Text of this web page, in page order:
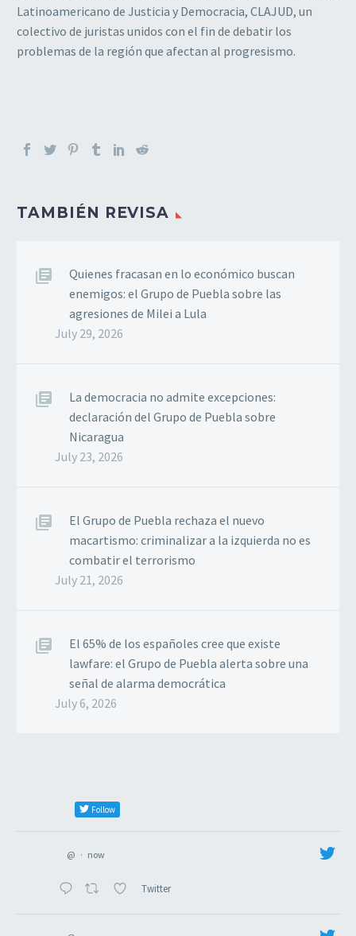
Latinoamericano de Justicia y Democracia, CLAJUD, un
colectivo de juristas unidos con el fin de debatir los
problemas de la región que afectan al progresismo.
TAMBIÉN REVISA
Quienes fracasan en lo económico buscan
enemigos: el Grupo de Puebla sobre las
agresiones de Milei a Lula
July 29, 2026
La democracia no admite excepciones:
declaración del Grupo de Puebla sobre
Nicaragua
July 23, 2026
El Grupo de Puebla rechaza el nuevo
macartismo: criminalizar a la izquierda no es
combatir el terrorismo
July 21, 2026
El 65% de los españoles cree que existe
lawfare: el Grupo de Puebla alerta sobre una
señal de alarma democrática
July 6, 2026
Follow
@ · now
Twitter